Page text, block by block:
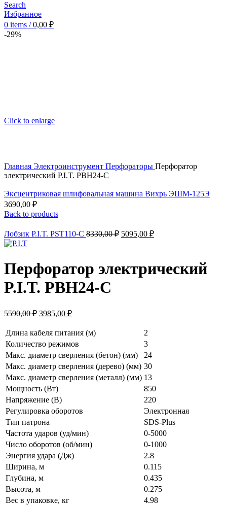
Search
Избранное
0 items / 0,00 ₽
-29%
Click to enlarge
Главная Электроинструмент Перфораторы Перфоратор
электрический P.I.T. PBH24-C
Эксцентриковая шлифовальная машина Вихрь ЭШМ-125Э
3690,00 ₽
Back to products
Лобзик P.I.T. PST110-C 8330,00₽ Первоначальная
5095,00 ₽Текущая
Перфоратор электрический
P.I.T. PBH24-C
5590,00₽ Первоначальная
составляла
3985,00 ₽Текущая
3985,00 ₽.
Длина кабеля питания (м)
2
Количество режимов
3
Макс. диаметр сверления (бетон) (мм)
24
Макс. диаметр сверления (дерево) (мм) 30
Макс. диаметр сверления (металл) (мм) 13
Мощность (Вт)
850
Напряжение (В)
220
Регулировка оборотов
Электронная
Тип патрона
SDS-Plus
Частота ударов (уд/мин)
0-5000
Число оборотов (об/мин)
0-1000
Энергия удара (Дж)
2.8
Ширина, м
0.115
Глубина, м
0.435
Высота, м
0.275
Вес в упаковке, кг
4.98